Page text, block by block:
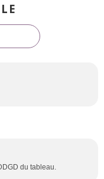
du tableau.